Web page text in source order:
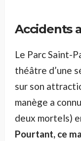
Accidents
Le Parc Saint-
théâtre d’une
sur son
manège a
deux mortels)
Pourtant, ce